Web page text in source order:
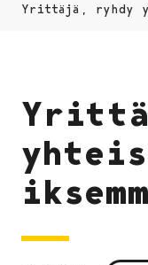
Yrittäjä, ryhdy